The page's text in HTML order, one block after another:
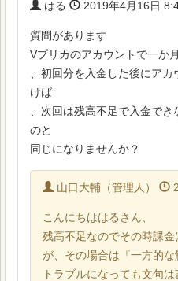
はる 2019年4月16日
質問があります
Vプリカのアカウントで一か
、初回分を入金した後にア
けば
、次回は残高不足で入金で
のと
同じになりませんか？
山口大輔（管理人）
こんにちははるさん、
残高不足なのでその時課
が、その場合は『一方的
トラブルになっても文句